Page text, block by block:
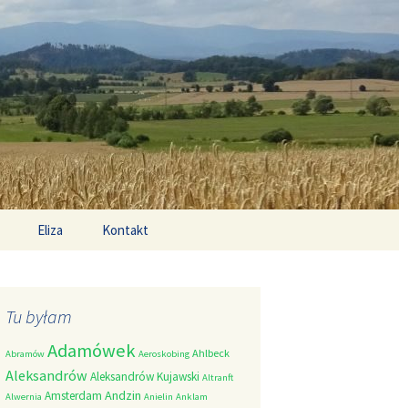
Eliza Kontakt
Tu byłam
Abramów Adamówek Aeroskobing Ahlbeck
AleksandrówAleksandrów Kujawski Altranft
Alwernia Amsterdam Andzin Anielin Anklam